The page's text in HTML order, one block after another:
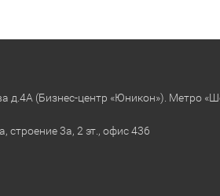
д.4А (Бизнес-центр «Юникон»). Метро
строение 3а, 2 эт., офис 436